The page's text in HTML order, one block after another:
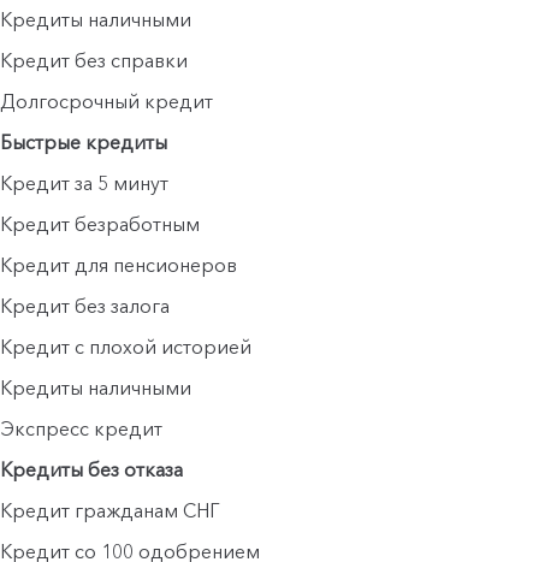
Кредиты наличными
Кредит без справки
Долгосрочный кредит
Быстрые кредиты
Кредит за 5 минут
Кредит безработным
Кредит для пенсионеров
Кредит без залога
Кредит с плохой историей
Кредиты наличными
Экспресс кредит
Кредиты без отказа
Кредит гражданам СНГ
Кредит со 100 одобрением